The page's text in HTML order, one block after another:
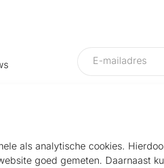
Helpdesk
als analytische cookies.
goed gemeten. Daarnaast